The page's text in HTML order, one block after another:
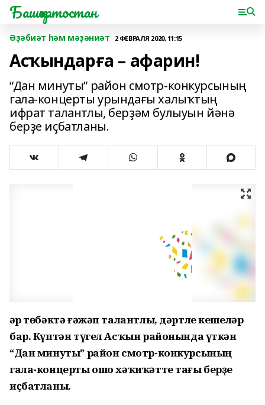
Башҡортостан
Әҙәбиәт һәм мәҙәниәт 2 ФЕВРАЛЯ 2020, 11:15
Асҡындарға – афарин!
“Дан минуты” район смотр-конкурсының
гала-концерты урындағы халыҡтың
ифрат талантлы, берҙәм булыуын йәнә
берҙе иҫбатланы.
Һәр төбәктә ғәжәп талантлы, дәртле кешеләр
бар. Күптән түгел Асҡын районында үткән
“Дан минуты” район смотр-конкурсының
гала-концерты ошо хәҡиҡәтте тағы берҙе
иҫбатланы.